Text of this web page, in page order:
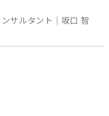
サルタント｜坂口 智